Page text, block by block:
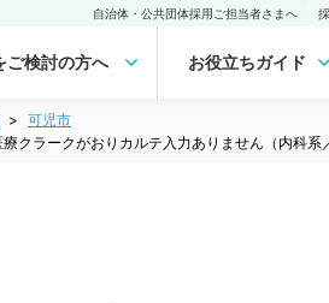
自治体・公共団体採用ご担当者さまへ
ご検討の方へ お役立ちガイド
可児市
ラークがおりカルテ入力ありません（内科系